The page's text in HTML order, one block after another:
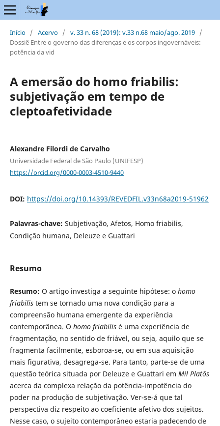
Início / Acervo / v. 33 n. 68 (2019): v.33 n.68 maio/ago. 2019 /
Dossiê Entre o governo das diferenças e os corpos ingovernáveis:
potência da vid
A emersão do homo friabilis:
subjetivação em tempo de
cleptoafetividade
Alexandre Filordi de Carvalho
Universidade Federal de São Paulo (UNIFESP)
https://orcid.org/0000-0003-4510-9440
DOI: https://doi.org/10.14393/REVEDFIL.v33n68a2019-51962
Palavras-chave: Subjetivação, Afetos, Homo friabilis,
Condição humana, Deleuze e Guattari
Resumo
Resumo: O artigo investiga a seguinte hipótese: o homo
friabilis tem se tornado uma nova condição para a
compreensão humana emergente da experiência
contemporânea. O homo friabilis é uma experiência de
fragmentação, no sentido de friável, ou seja, aquilo que se
fragmenta facilmente, esboroa-se, ou em sua aquisição
mais figurativa, desagrega-se. Para tanto, parte-se de uma
questão teórica situada por Deleuze e Guattari em Mil Platôs
acerca da complexa relação da potência-impotência do
poder na produção de subjetivação. Ver-se-á que tal
perspectiva diz respeito ao coeficiente afetivo dos sujeitos.
Nesse caso, o sujeito contemporâneo estaria padecendo de